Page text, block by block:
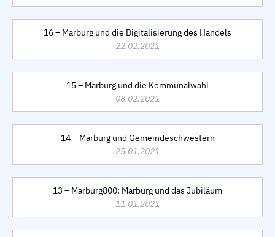
16 – Marburg und die Digitalisierung des Handels
22.02.2021
15 – Marburg und die Kommunalwahl
08.02.2021
14 – Marburg und Gemeindeschwestern
25.01.2021
13 – Marburg800: Marburg und das Jubiläum
11.01.2021